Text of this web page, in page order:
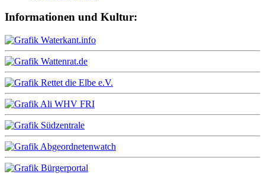
Informationen und Kultur: